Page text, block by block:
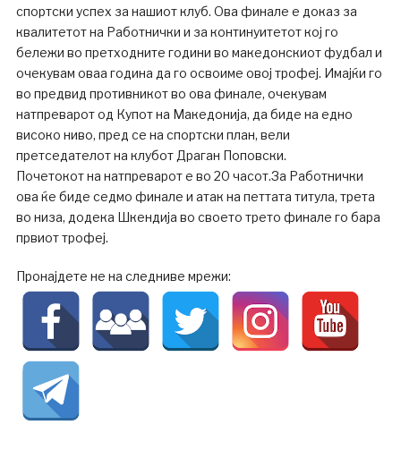
спортски успех за нашиот клуб. Ова финале е доказ за
квалитетот на Работнички и за континуитетот кој го
бележи во претходните години во македонскиот фудбал и
очекувам оваа година да го освоиме овој трофеј. Имајќи го
во предвид противникот во ова финале, очекувам
натпреварот од Купот на Македонија, да биде на едно
високо ниво, пред се на спортски план, вели
претседателот на клубот Драган Поповски.
Почетокот на натпреварот е во 20 часот.За Работнички
ова ќе биде седмо финале и атак на петтата титула, трета
во низа, додека Шкендија во своето трето финале го бара
првиот трофеј.
Пронајдете не на следниве мрежи: